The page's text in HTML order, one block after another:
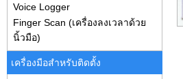
Voice Logger
Finger Scan (เครื่องลงเวลาด้วย
นิ้วมือ)
เครื่องมือสำหรับติดตั้ง